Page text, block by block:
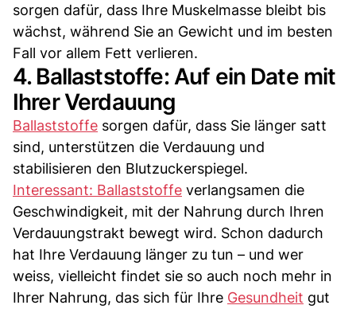
sorgen dafür, dass Ihre Muskelmasse bleibt bis
wächst, während Sie an Gewicht und im besten
Fall vor allem Fett verlieren.
4. Ballaststoffe: Auf ein Date mit
Ihrer Verdauung
Ballaststoffe sorgen dafür, dass Sie länger satt
sind, unterstützen die Verdauung und
stabilisieren den Blutzuckerspiegel.
Interessant: Ballaststoffe verlangsamen die
Geschwindigkeit, mit der Nahrung durch Ihren
Verdauungstrakt bewegt wird. Schon dadurch
hat Ihre Verdauung länger zu tun – und wer
weiss, vielleicht findet sie so auch noch mehr in
Ihrer Nahrung, das sich für Ihre Gesundheit gut